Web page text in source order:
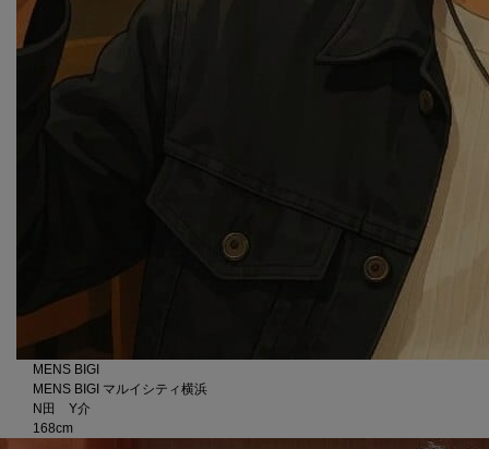
MENS BIGI
MENS BIGI マルイシティ横浜
N田 Y介
168cm